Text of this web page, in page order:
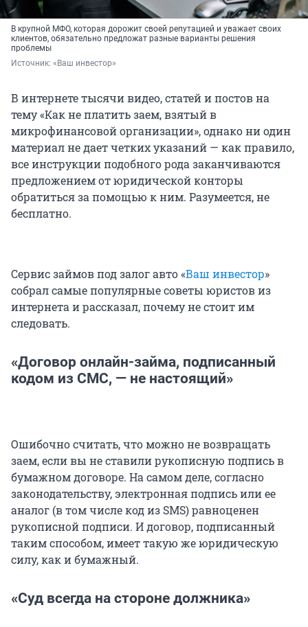
В крупной МФО, которая дорожит своей репутацией и уважает своих
клиентов, обязательно предложат разные варианты решения
проблемы
Источник: «Ваш инвестор»
В интернете тысячи видео, статей и постов на
тему «Как не платить заем, взятый в
микрофинансовой организации», однако ни один
материал не дает четких указаний — как правило,
все инструкции подобного рода заканчиваются
предложением от юридической конторы
обратиться за помощью к ним. Разумеется, не
бесплатно.
Сервис займов под залог авто «Ваш инвестор»
собрал самые популярные советы юристов из
интернета и рассказал, почему не стоит им
следовать.
«Договор онлайн-займа, подписанный
кодом из СМС, — не настоящий»
Ошибочно считать, что можно не возвращать
заем, если вы не ставили рукописную подпись в
бумажном договоре. На самом деле, согласно
законодательству, электронная подпись или ее
аналог (в том числе код из SMS) равноценен
рукописной подписи. И договор, подписанный
таким способом, имеет такую же юридическую
силу, как и бумажный.
«Суд всегда на стороне должника»